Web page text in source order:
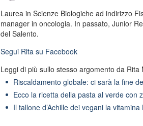
Laurea in Scienze Biologiche ad indirizzo
manager in oncologia. In passato, Junior
del Salento.
Segui Rita su Facebook
Leggi di più sullo stesso argomento da Rita
Riscaldamento globale: ci sarà la fine
Ecco la ricetta della pasta al verde con
Il tallone d’Achille dei vegani la vitamina